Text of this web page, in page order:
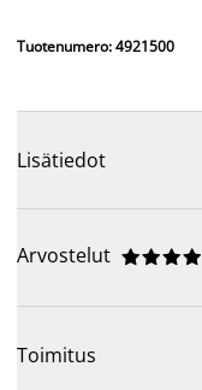
Tuotenumero: 4921500
Lisätiedot
Arvostelut 




Toimitus